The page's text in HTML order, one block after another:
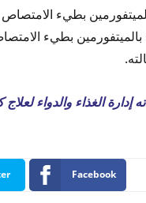
بطيء
بطيء
.
إدارة الغذاء والدواء
Facebook